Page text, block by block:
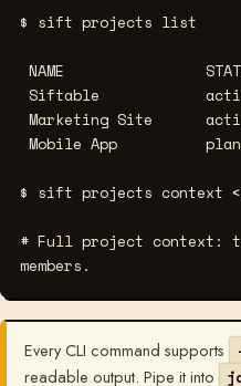
$ sift projects list
$ sift projects context
# Full project context:
members.
Every CLI command supports
readable output. Pipe it into